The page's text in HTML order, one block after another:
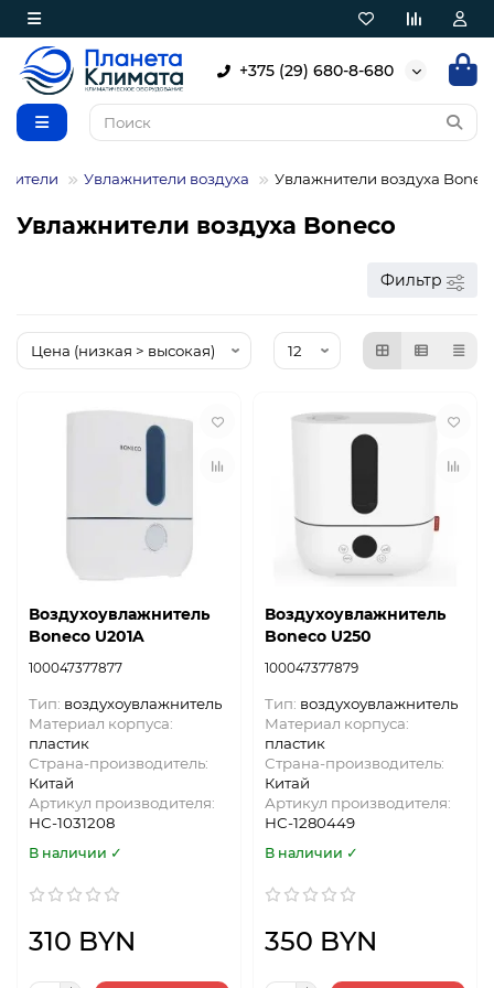
+375 (29) 680-8-680
Увлажнители воздуха Увлажнители воздуха
Увлажнители воздуха Boneco
Фильтр
Воздухоувлажнитель
Boneco U201A
100047377877
Тип: воздухоувлажнитель
Материал корпуса:
пластик
Страна-производитель:
Китай
Артикул производителя:
НС-1031208
В наличии ✓
310 BYN
Воздухоувлажнитель
Boneco U250
100047377879
Тип: воздухоувлажнитель
Материал корпуса:
пластик
Страна-производитель:
Китай
Артикул производителя:
НС-1280449
В наличии ✓
350 BYN